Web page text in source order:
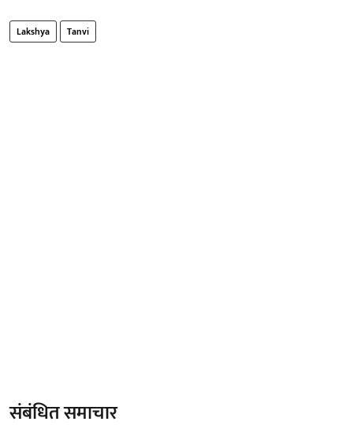
Lakshya Tanvi
संबंधित समाचार